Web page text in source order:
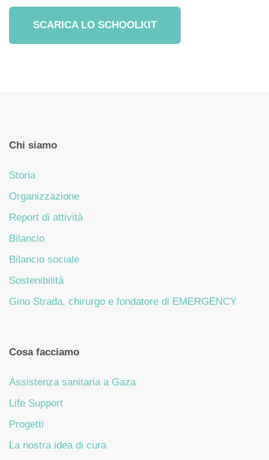
SCARICA LO SCHOOLKIT
Chi siamo
Storia
Organizzazione
Report di attività
Bilancio
Bilancio sociale
Sostenibilità
Gino Strada, chirurgo e fondatore di EMERGENCY
Cosa facciamo
Assistenza sanitaria a Gaza
Life Support
Progetti
La nostra idea di cura